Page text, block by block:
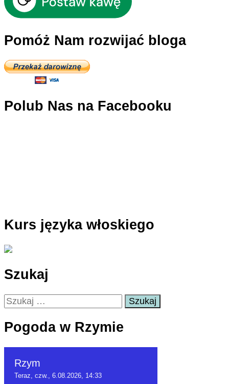
Pomóż Nam rozwijać bloga
Polub Nas na Facebooku
Kurs języka włoskiego
Szukaj
Szukaj:
Pogoda w Rzymie